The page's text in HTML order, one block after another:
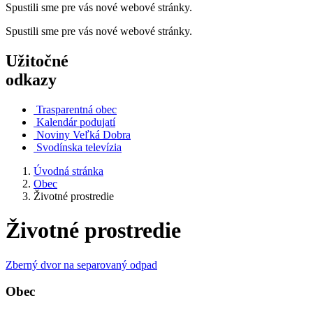
Spustili sme pre vás nové webové stránky.
Spustili sme pre vás nové webové stránky.
Užitočné
odkazy
Trasparentná obec
Kalendár podujatí
Noviny Veľká Dobra
Svodínska televízia
Úvodná stránka
Obec
Životné prostredie
Životné prostredie
Zberný dvor na separovaný odpad
Obec